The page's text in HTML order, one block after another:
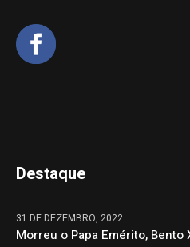
Destaque
31 DE DEZEMBRO, 2022
Morreu o Papa Emérito, Bento